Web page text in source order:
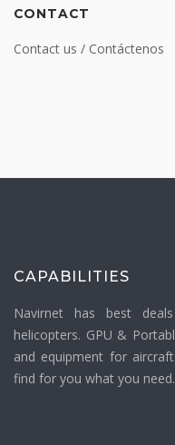
CONTACT
Contact us / Contáctenos
CAPABILITIES
Navirnet has best
helicopters. GPU &
and equipment for
find for you what you need.